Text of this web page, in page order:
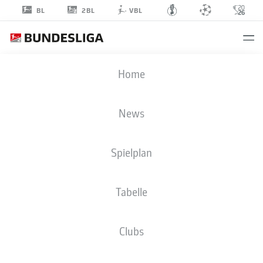
BL 2BL VBL
Home
News
Spielplan
Tabelle
Clubs